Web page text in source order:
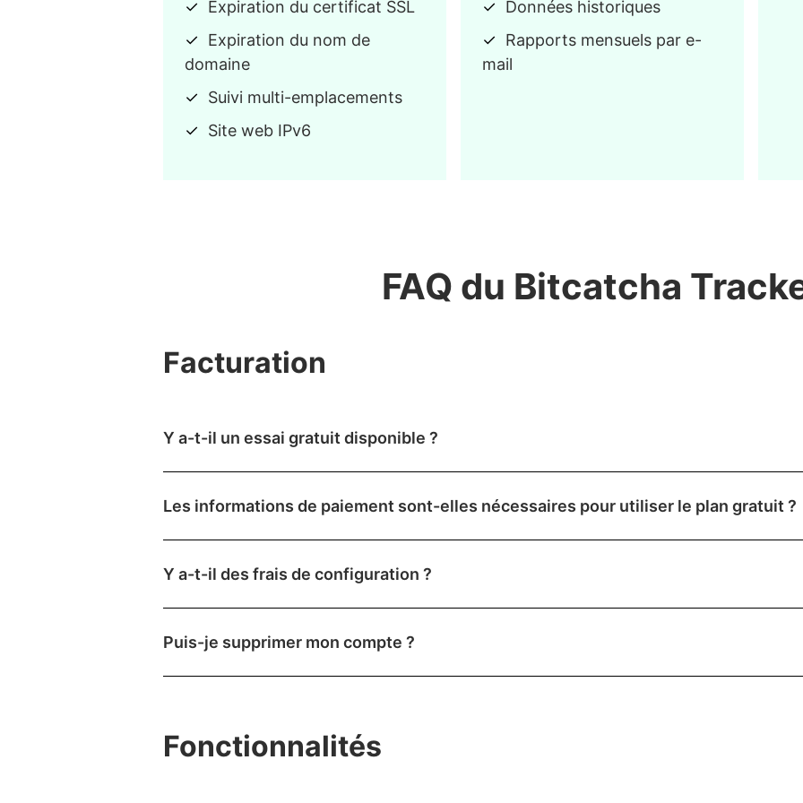
Expiration du certificat SSL
Expiration du nom de
domaine
Suivi multi-emplacements
Site web IPv6
Données historiques
Rapports mensuels par e-
mail
FAQ du Bitcatcha
Facturation
Y a-t-il un essai gratuit disponible ?
Les informations de paiement sont-elles nécessaires pour utiliser le plan gratuit ?
Y a-t-il des frais de configuration ?
Puis-je supprimer mon compte ?
Fonctionnalités